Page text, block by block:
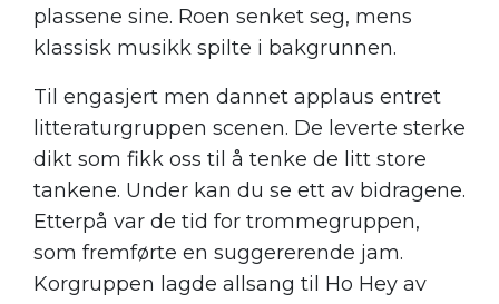
plassene sine. Roen senket seg, mens
klassisk musikk spilte i bakgrunnen.
Til engasjert men dannet applaus entret
litteraturgruppen scenen. De leverte sterke
dikt som fikk oss til å tenke de litt store
tankene. Under kan du se ett av bidragene.
Etterpå var de tid for trommegruppen,
som fremførte en suggererende jam.
Korgruppen lagde allsang til Ho Hey av